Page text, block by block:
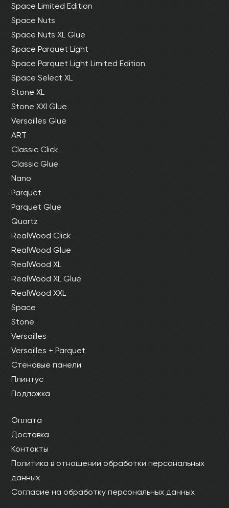
Space Limited Edition
Space Nuts
Space Nuts XL Glue
Space Parquet Light
Space Parquet Light Limited Edition
Space Select XL
Stone XL
Stone XXl Glue
Versailles Glue
ART
Classic Click
Classic Glue
Nano
Parquet
Parquet Glue
Quartz
RealWood Click
RealWood Glue
RealWood XL
RealWood XL Glue
RealWood XXL
Space
Stone
Versailles
Versailles + Parquet
Стеновые панели
Плинтус
Подложка
Оплата
Доставка
Контакты
Политика в отношении обработки персональных
данных
Согласие на обработку персональных данных